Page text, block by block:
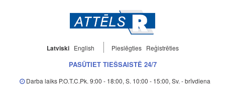
Latviski English Pieslēgties Reģistrēties
PASŪTIET TIEŠSAISTĒ 24/7
Darba laiks P.O.T.C.Pk. 9:00 - 18:00, S. 10:00 - 15:00, Sv. - brīvdiena